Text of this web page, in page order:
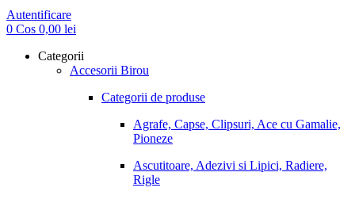
Autentificare
0 Cos 0,00 lei
Categorii
Accesorii Birou
Categorii de produse
Agrafe, Capse, Clipsuri, Ace cu Gamalie,
Pioneze
Ascutitoare, Adezivi si Lipici, Radiere,
Rigle